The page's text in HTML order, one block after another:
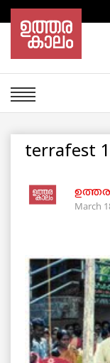
terrafest 1
March